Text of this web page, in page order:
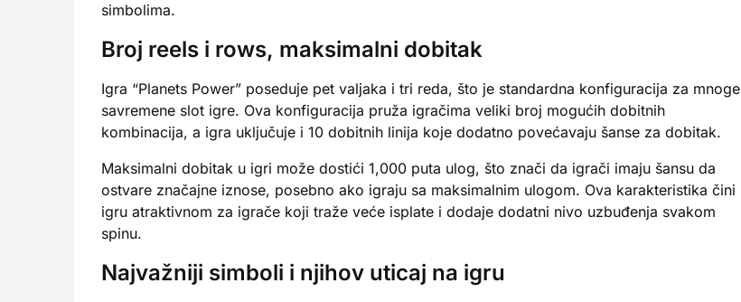
simbolima.
Broj reels i rows, maksimalni dobitak
Igra “Planets Power” poseduje pet valjaka i tri reda, što je standardna konfiguracija za mnoge
savremene slot igre. Ova konfiguracija pruža igračima veliki broj mogućih dobitnih
kombinacija, a igra uključuje i 10 dobitnih linija koje dodatno povećavaju šanse za dobitak.
Maksimalni dobitak u igri može dostići 1,000 puta ulog, što znači da igrači imaju šansu da
ostvare značajne iznose, posebno ako igraju sa maksimalnim ulogom. Ova karakteristika čini
igru atraktivnom za igrače koji traže veće isplate i dodaje dodatni nivo uzbuđenja svakom
spinu.
Najvažniji simboli i njihov uticaj na igru